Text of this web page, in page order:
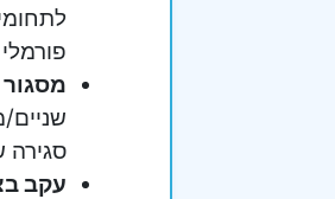
סגירה
עקב